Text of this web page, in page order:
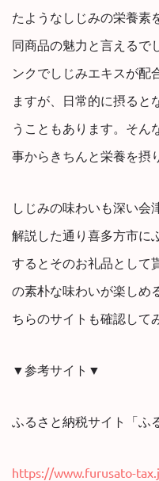
たようなしじみの栄養素
同商品の魅力と言えるで
ンクでしじみエキスが配
ますが、日常的に摂ると
うこともあります。そん
事からきちんと栄養を摂
しじみの味わいも深い会
解説した通り喜多方市に
するとそのお礼品として
の素朴な味わいが楽しめ
ちらのサイトも確認して
▼参考サイト▼
ふるさと納税サイト「ふ
https://www.furusato-